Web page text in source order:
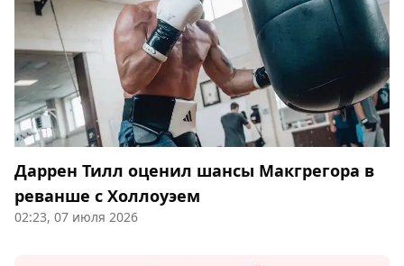
Даррен Тилл оценил шансы Макгрегора в
реванше с Холлоуэем
02:23, 07 июля 2026